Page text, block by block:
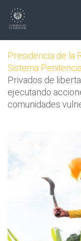
Presidencia de la
Sistema
Privados de
ejecutando
comunidades